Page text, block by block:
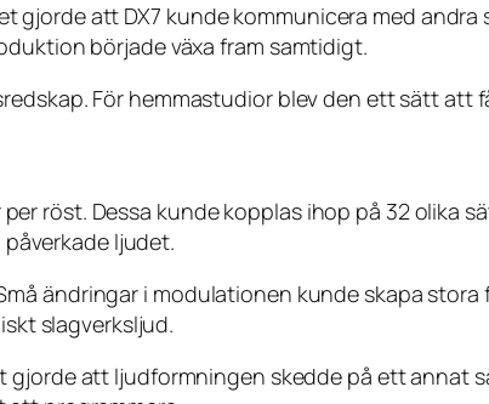
gjorde att DX7 kunde kommunicera med
började växa fram samtidigt.
För hemmastudior blev den ett sätt att
röst. Dessa kunde kopplas ihop på 32 olika
ljudet.
ändringar i modulationen kunde skapa
slagverksljud.
att ljudformningen skedde på ett annat